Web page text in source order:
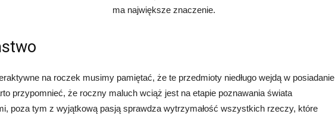
ma największe znaczenie.
na roczek musimy pamiętać, że te przedmioty niedługo wejdą w posiadanie
przypomnieć, że roczny maluch wciąż jest na etapie poznawania świata
poza tym z wyjątkową pasją sprawdza wytrzymałość wszystkich rzeczy, które